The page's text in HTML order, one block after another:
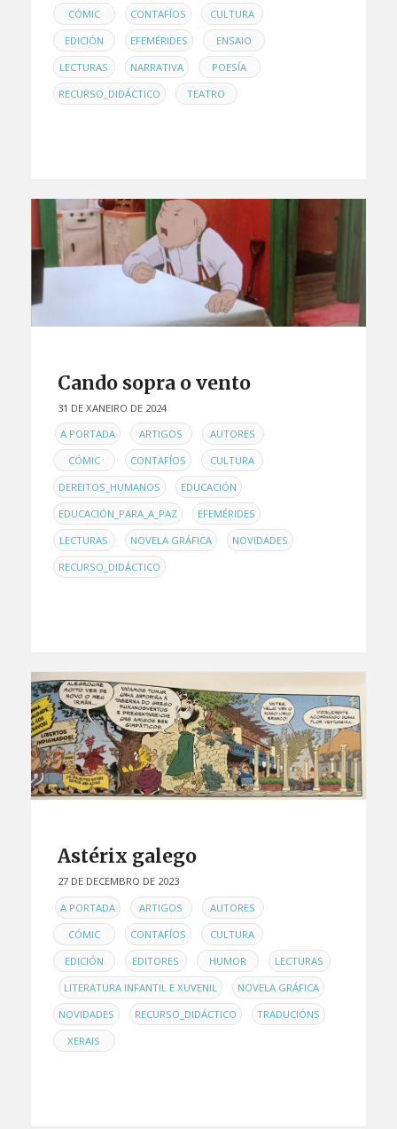
CÓMIC , CONTAFÍOS , CULTURA ,
EDICIÓN , EFEMÉRIDES , ENSAIO ,
LECTURAS , NARRATIVA , POESÍA ,
RECURSO_DIDÁCTICO , TEATRO
Cando sopra o vento
31 DE XANEIRO DE 2024
ENA PORTADA , ARTIGOS , AUTORES ,
CÓMIC , CONTAFÍOS , CULTURA ,
DEREITOS_HUMANOS , EDUCACIÓN ,
EDUCACIÓN_PARA_A_PAZ , EFEMÉRIDES ,
LECTURAS , NOVELA GRÁFICA , NOVIDADES ,
RECURSO_DIDÁCTICO
Astérix galego
27 DE DECEMBRO DE 2023
ENA PORTADA , ARTIGOS , AUTORES ,
CÓMIC , CONTAFÍOS , CULTURA ,
EDICIÓN , EDITORES , HUMOR ,
LECTURAS
LITERATURA INFANTIL E XUVENIL , NOVELA GRÁFICA ,
NOVIDADES , RECURSO_DIDÁCTICO , TRADUCIÓNS ,
XERAIS